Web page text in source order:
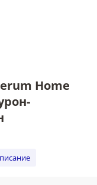
Home